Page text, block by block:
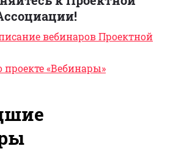
вебинаров Проектной
проекте «Вебинары»